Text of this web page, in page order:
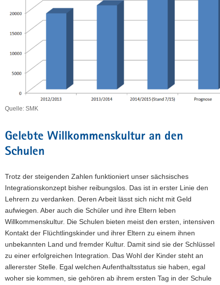
Quelle: SMK
Gelebte Willkommenskultur an den
Schulen
Trotz der steigenden Zahlen funktioniert unser sächsisches
Integrationskonzept bisher reibungslos. Das ist in erster Linie den
Lehrern zu verdanken. Deren Arbeit lässt sich nicht mit Geld
aufwiegen. Aber auch die Schüler und ihre Eltern leben
Willkommenskultur. Die Schulen bieten meist den ersten, intensiven
Kontakt der Flüchtlingskinder und ihrer Eltern zu einem ihnen
unbekannten Land und fremder Kultur. Damit sind sie der Schlüssel
zu einer erfolgreichen Integration. Das Wohl der Kinder steht an
allererster Stelle. Egal welchen Aufenthaltsstatus sie haben, egal
woher sie kommen, sie gehören ab ihrem ersten Tag in der Schule